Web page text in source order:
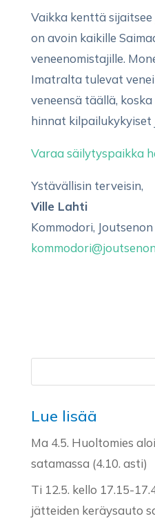
Vaikka kenttä sijaitsee
on avoin kaikille
veneenomistajille.
Imatralta tulevat
veneensä täällä,
hinnat kilpailukykyiset
Varaa säilytyspaikka
Ystävällisin terveisin,
Ville Lahti
Kommodori,
Lue lisää
Ma 4.5. Huoltomies
satamassa (4.10. asti)
Ti 12.5. kello 17.15-
jätteiden keräysauto